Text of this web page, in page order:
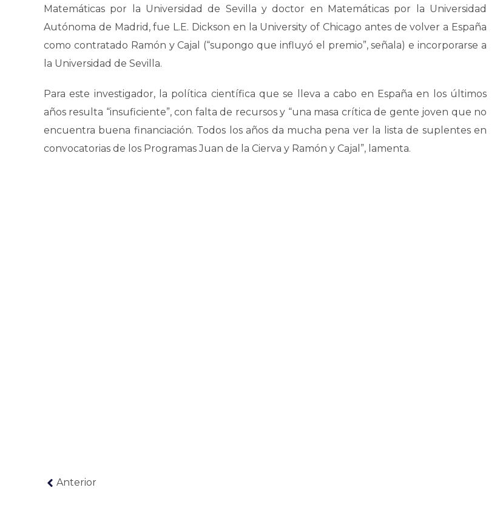
Matemáticas por la Universidad de Sevilla y doctor en Matemáticas por la Universidad
Autónoma de Madrid, fue L.E. Dickson en la University of Chicago antes de volver a España
como contratado Ramón y Cajal (“supongo que influyó el premio”, señala) e incorporarse a
la Universidad de Sevilla.
Para este investigador, la política científica que se lleva a cabo en España en los últimos
años resulta “insuficiente”, con falta de recursos y “una masa crítica de gente joven que no
encuentra buena financiación. Todos los años da mucha pena ver la lista de suplentes en
convocatorias de los Programas Juan de la Cierva y Ramón y Cajal”, lamenta.
Anterior